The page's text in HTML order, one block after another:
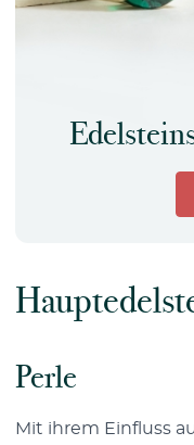
Perle
Mit ihrem Einfluss